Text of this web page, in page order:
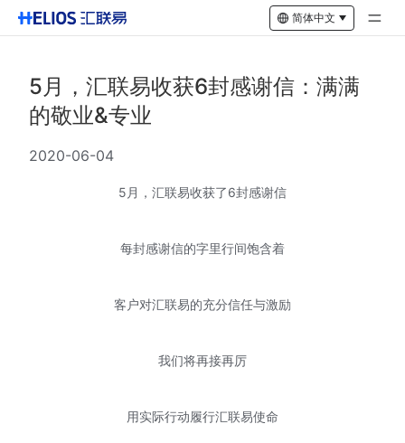
简体中文
5月，汇联易收获6封感谢信：满满
的敬业&专业
2020-06-04
5月，汇联易收获了6封感谢信
每封感谢信的字里行间饱含着
客户对汇联易的充分信任与激励
我们将再接再厉
用实际行动履行汇联易使命